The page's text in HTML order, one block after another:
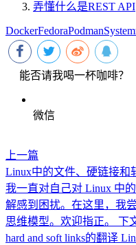
弄懂什么是REST API
DockerFedoraPodman
能否请我喝一杯咖啡？
微信
上一篇
Linux中的文件、硬链接和
我一直对自己对 Linux 中
解感到困扰。在这里，我
思维模型。欢迎指正。 下
hard and soft links的翻译